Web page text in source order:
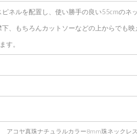
ネルを配置し、使い勝手の良い55cmのネ
、もちろんカットソーなどの上からでも
す。
アコヤ真珠ナチュラルカラー8mm珠ネックレ